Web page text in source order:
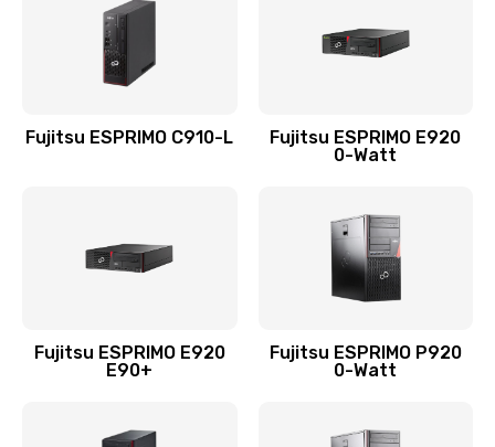
Fujitsu ESPRIMO C910-L
Fujitsu ESPRIMO E920
0-Watt
Fujitsu ESPRIMO E920
E90+
Fujitsu ESPRIMO P920
0-Watt